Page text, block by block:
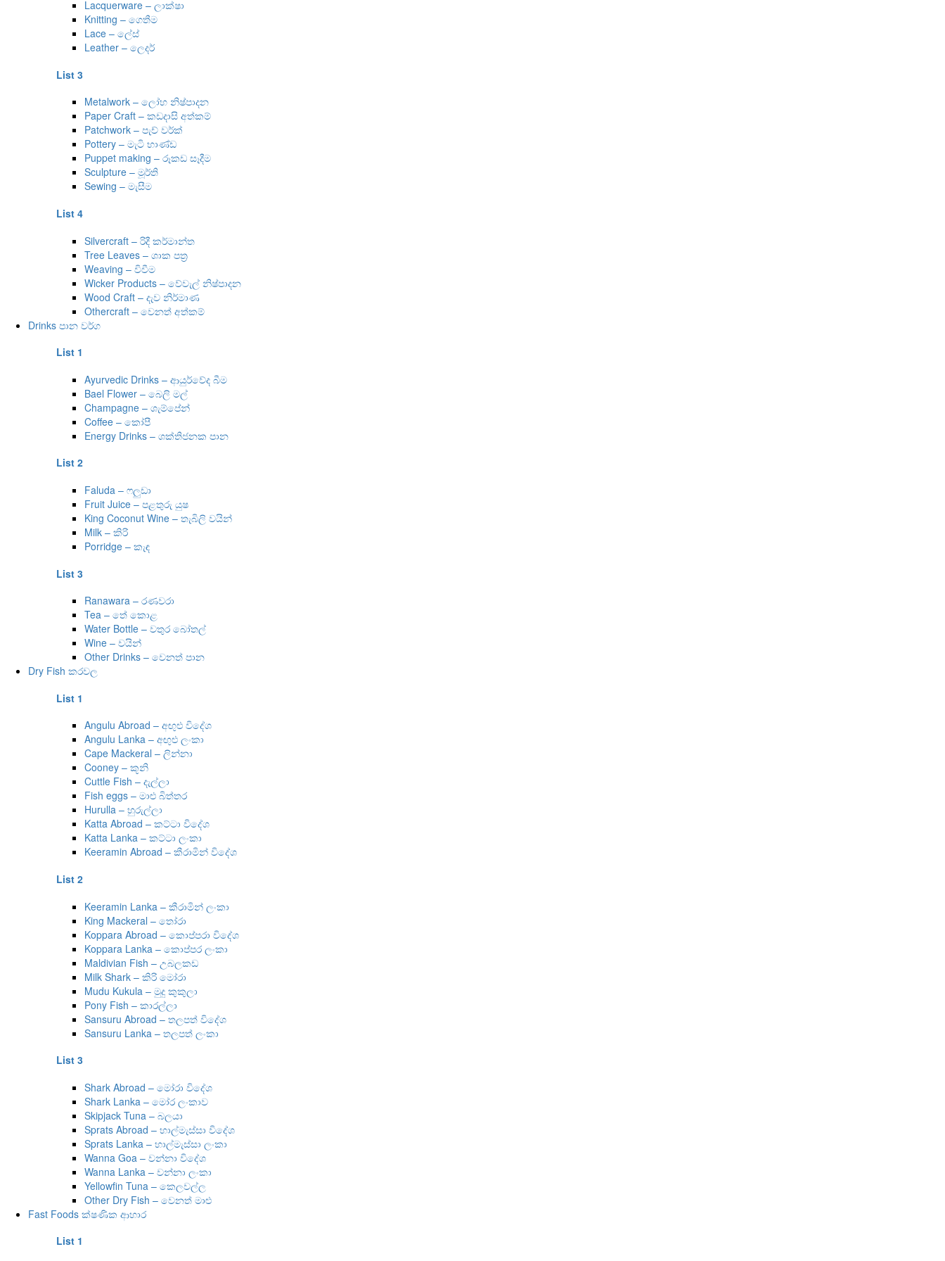
Lacquerware – ලාක්ෂා
Knitting – ගෙතීම
Lace – ලේස්
Leather – ලෙදර්
List 3
Metalwork – ලෝහ නිෂ්පාදන
Paper Craft – කඩදාසි අත්කම්
Patchwork – පැච් වර්ක්
Pottery – මැටි භාණ්ඩ
Puppet making – රූකඩ සෑදීම
Sculpture – මූර්ති
Sewing – මැසීම
List 4
Silvercraft – රිදී කර්මාන්ත
Tree Leaves – ශාක පත්‍ර
Weaving – විවීම
Wicker Products – වේවැල් නිෂ්පාදන
Wood Craft – දැව නිර්මාණ
Othercraft – වෙනත් අත්කම්
Drinks පාන වර්ග
List 1
Ayurvedic Drinks – ආයුර්වේද බීම
Bael Flower – බෙලි මල්
Champagne – ශැම්පේන්
Coffee – කෝපී
Energy Drinks – ශක්තිජනක පාන
List 2
Faluda – ෆලුඩා
Fruit Juice – පළතුරු යුෂ
King Coconut Wine – තැබිලි වයින්
Milk – කිරි
Porridge – කැඳ
List 3
Ranawara – රණවරා
Tea – තේ කොළ
Water Bottle – වතුර බෝතල්
Wine – වයින්
Other Drinks – වෙනත් පාන
Dry Fish කරවල
List 1
Angulu Abroad – අඟුළු විදේශ
Angulu Lanka – අඟුළු ලංකා
Cape Mackeral – ලින්නා
Cooney – කූනි
Cuttle Fish – දැල්ලා
Fish eggs – මාළු බිත්තර
Hurulla – හුරුල්ලා
Katta Abroad – කට්ටා විදේශ
Katta Lanka – කට්ටා ලංකා
Keeramin Abroad – කීරාමින් විදේශ
List 2
Keeramin Lanka – කීරාමින් ලංකා
King Mackeral – තෝරා
Koppara Abroad – කොප්පරා විදේශ
Koppara Lanka – කොප්පර ලංකා
Maldivian Fish – උබලකඩ
Milk Shark – කිරි මෝරා
Mudu Kukula – මුදු කුකුලා
Pony Fish – කාරල්ලා
Sansuru Abroad – තලපත් විදේශ
Sansuru Lanka – තලපත් ලංකා
List 3
Shark Abroad – මෝරා විදේශ
Shark Lanka – මෝර ලංකාව
Skipjack Tuna – බලයා
Sprats Abroad – හාල්මැස්සා විදේශ
Sprats Lanka – හාල්මැස්සා ලංකා
Wanna Goa – වන්නා විදේශ
Wanna Lanka – වන්නා ලංකා
Yellowfin Tuna – කෙලවල්ල
Other Dry Fish – වෙනත් මාළු
Fast Foods ක්ෂණික ආහාර
List 1